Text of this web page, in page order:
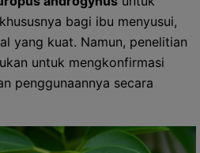
bagi ibu menyusui,
yang kuat. Namun, penelitian
untuk mengkonfirmasi
penggunaannya secara